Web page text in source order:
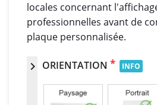
locales concernant
professionnelles avant de
plaque personnalisée.
chevron_right ORIENTATION * INFO